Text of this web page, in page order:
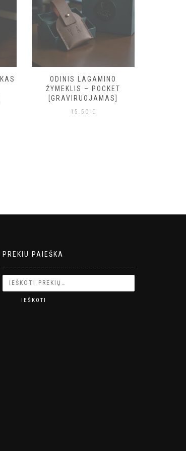
ODINIS LAGAMINO
ŽYMEKLIS – POCKET
[GRAVIRUOJAMAS]
15.50 €
PREKIU PAIEŠKA
IEŠKOTI